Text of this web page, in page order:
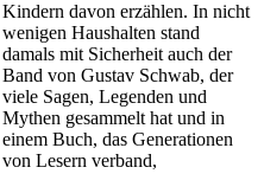
Kindern davon erzählen. In nicht
wenigen Haushalten stand
damals mit Sicherheit auch der
Band von Gustav Schwab, der
viele Sagen, Legenden und
Mythen gesammelt hat und in
einem Buch, das Generationen
von Lesern verband,